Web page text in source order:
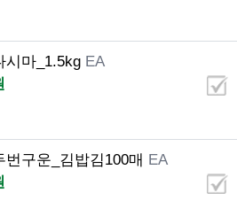
시마_1.5kg EA
번구운_김밥김100매 EA